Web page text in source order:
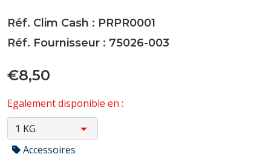
Réf. Clim Cash : PRPR0001
Réf. Fournisseur : 75026-003
€8,50
Egalement disponible en :
Accessoires